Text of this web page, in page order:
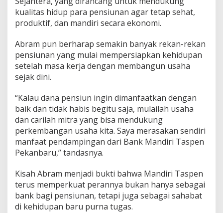
kualitas hidup para pensiunan agar tetap sehat,
produktif, dan mandiri secara ekonomi.
Abram pun berharap semakin banyak rekan-rekan
pensiunan yang mulai mempersiapkan kehidupan
setelah masa kerja dengan membangun usaha
sejak dini.
“Kalau dana pensiun ingin dimanfaatkan dengan
baik dan tidak habis begitu saja, mulailah usaha
dan carilah mitra yang bisa mendukung
perkembangan usaha kita. Saya merasakan sendiri
manfaat pendampingan dari Bank Mandiri Taspen
Pekanbaru,” tandasnya.
Kisah Abram menjadi bukti bahwa Mandiri Taspen
terus memperkuat perannya bukan hanya sebagai
bank bagi pensiunan, tetapi juga sebagai sahabat
di kehidupan baru purna tugas.